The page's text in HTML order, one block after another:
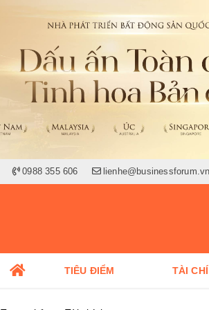
0988 355 606
TIÊU ĐIỂM TÀI